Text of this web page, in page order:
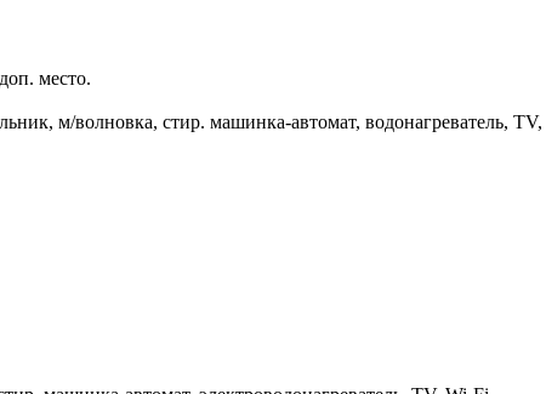
место.
м/волновка, стир. машинка-автомат, водонагреватель,